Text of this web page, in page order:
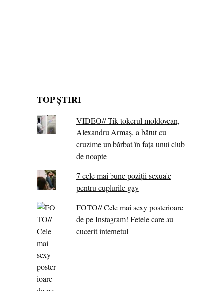
TOP ȘTIRI
VIDEO// Tik-tokerul moldovean,
Alexandru Armaș, a bătut cu
cruzime un bărbat în fața unui club
de noapte
7 cele mai bune poziții sexuale
pentru cuplurile gay
FOTO// Cele mai sexy posterioare
de pe Instagram! Fetele care au
cucerit internetul